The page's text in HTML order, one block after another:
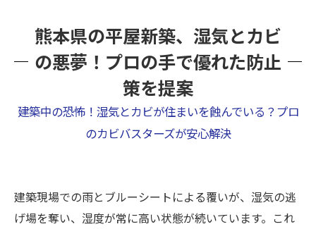
熊本県の平屋新築、湿気とカビ
の悪夢！プロの手で優れた防止
策を提案
建築中の恐怖！湿気とカビが住まいを蝕んでいる？プロ
のカビバスターズが安心解決
建築現場での雨とブルーシートによる覆いが、湿気の逃
げ場を奪い、湿度が常に高い状態が続いています。これ